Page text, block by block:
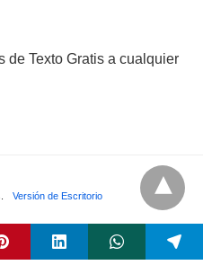
de Texto Gratis a cualquier
Versión de Escritorio